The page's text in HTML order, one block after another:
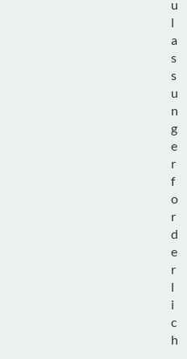
u
l
a
s
s
u
n
g
e
r
f
o
r
d
e
r
l
i
c
h